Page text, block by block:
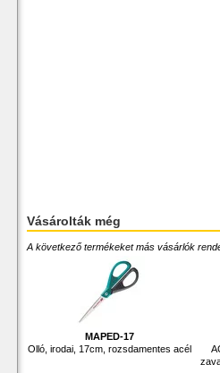
Vásárolták még
A következő termékeket más vásárlók
MAPED-17
Olló, irodai, 17cm, rozsdamentes acél